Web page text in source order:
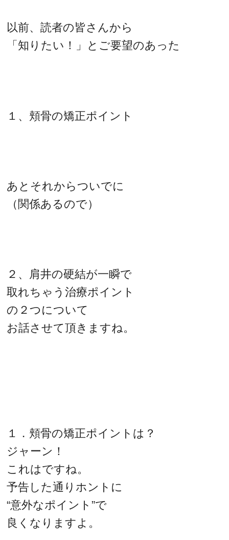
以前、読者の皆さんから
「知りたい！」とご要望のあった
１、頬骨の矯正ポイント
あとそれからついでに
（関係あるので）
２、肩井の硬結が一瞬で
取れちゃう治療ポイント
の２つについて
お話させて頂きますね。
１．頬骨の矯正ポイントは？
ジャーン！
これはですね。
予告した通りホントに
“意外なポイント”で
良くなりますよ。